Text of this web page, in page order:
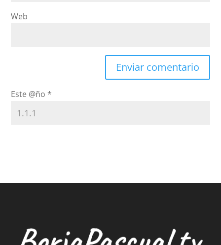
Web
Este @ño *